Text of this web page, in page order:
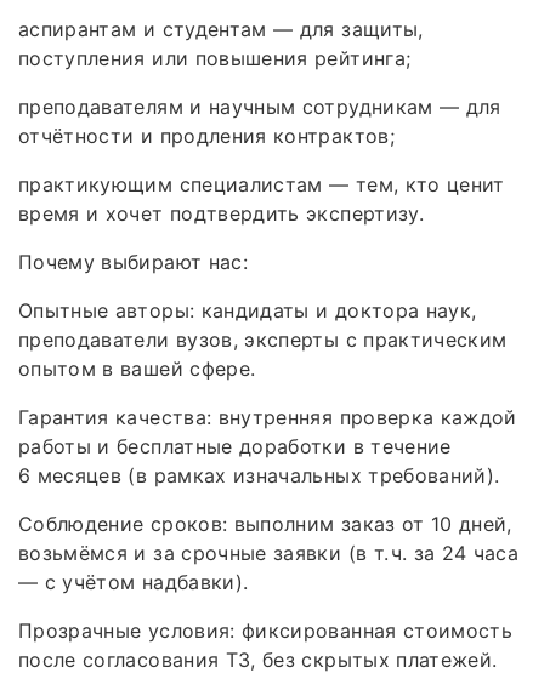
аспирантам и студентам — для защиты,
поступления или повышения рейтинга;
преподавателям и научным сотрудникам — для
отчётности и продления контрактов;
практикующим специалистам — тем, кто ценит
время и хочет подтвердить экспертизу.
Почему выбирают нас:
Опытные авторы: кандидаты и доктора наук,
преподаватели вузов, эксперты с практическим
опытом в вашей сфере.
Гарантия качества: внутренняя проверка каждой
работы и бесплатные доработки в течение
6 месяцев (в рамках изначальных требований).
Соблюдение сроков: выполним заказ от 10 дней,
возьмёмся и за срочные заявки (в т. ч. за 24 часа
— с учётом надбавки).
Прозрачные условия: фиксированная стоимость
после согласования ТЗ, без скрытых платежей.